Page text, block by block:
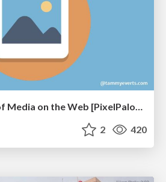
The Hidden Cost of Media on the Web [PixelPalooza 2025]
2 420